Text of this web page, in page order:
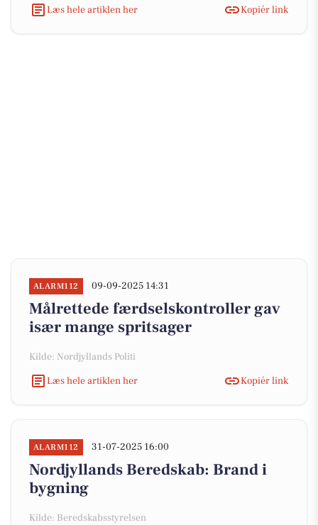
Læs hele artiklen her
Kopiér link
ALARM112 09-09-2025 14:31
Målrettede færdselskontroller gav
især mange spritsager
Kilde: Nordjyllands Politi
Læs hele artiklen her
Kopiér link
ALARM112 31-07-2025 16:00
Nordjyllands Beredskab: Brand i
bygning
Kilde: Beredskabsstyrelsen